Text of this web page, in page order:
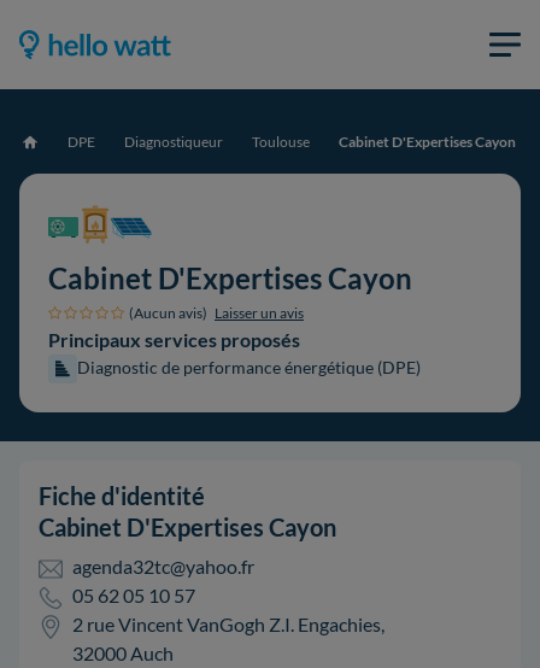
Accueil DPE Diagnostiqueur Toulouse Cabinet D'Expertises Cayon
Cabinet D'Expertises Cayon
(Aucun avis) Laisser un avis
Principaux services proposés
Diagnostic de performance énergétique (DPE)
Fiche d'identité
Cabinet D'Expertises Cayon
agenda32tc@yahoo.fr
05 62 05 10 57
2 rue Vincent VanGogh Z.I. Engachies,
32000 Auch